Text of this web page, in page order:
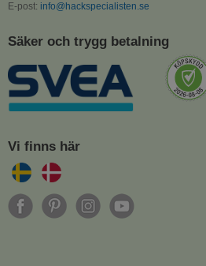
E-post: info@hackspecialisten.se
Säker och trygg betalning
Vi finns här